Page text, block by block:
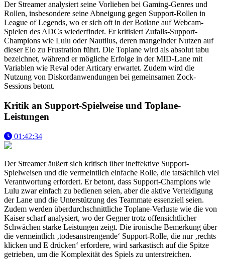
Der Streamer analysiert seine Vorlieben bei Gaming-Genres und
Rollen, insbesondere seine Abneigung gegen Support-Rollen in
League of Legends, wo er sich oft in der Botlane auf Webcam-
Spielen des ADCs wiederfindet. Er kritisiert Zufalls-Support-
Champions wie Lulu oder Nautilus, deren mangelnder Nutzen auf
dieser Elo zu Frustration führt. Die Toplane wird als absolut tabu
bezeichnet, während er mögliche Erfolge in der MID-Lane mit
Variablen wie Reval oder Articary erwartet. Zudem wird die
Nutzung von Diskordanwendungen bei gemeinsamen Zock-
Sessions betont.
Kritik an Support-Spielweise und Toplane-
Leistungen
01:42:34
Der Streamer äußert sich kritisch über ineffektive Support-
Spielweisen und die vermeintlich einfache Rolle, die tatsächlich viel
Verantwortung erfordert. Er betont, dass Support-Champions wie
Lulu zwar einfach zu bedienen seien, aber die aktive Verteidigung
der Lane und die Unterstützung des Teammate essenziell seien.
Zudem werden überdurchschnittliche Toplane-Verluste wie die von
Kaiser scharf analysiert, wo der Gegner trotz offensichtlicher
Schwächen starke Leistungen zeigt. Die ironische Bemerkung über
die vermeintlich ‚todesanstrengende‘ Support-Rolle, die nur ‚rechts
klicken und E drücken‘ erfordere, wird sarkastisch auf die Spitze
getrieben, um die Komplexität des Spiels zu unterstreichen.